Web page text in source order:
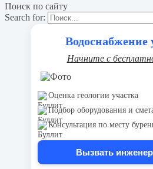
Поиск по сайту
Search for:
Водоснабжение
Начните с
Оценка геологии участка
Подбор оборудования и
Консультация по месту
Вызвать